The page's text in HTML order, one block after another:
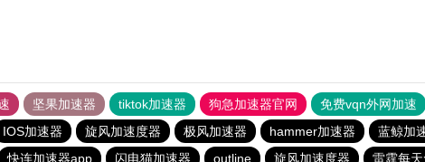
坚果加速器 tiktok加速器 狗急加速器官网 免费vqn外网加速
IOS加速器 旋风加速度器 极风加速器 hammer加速器 蓝鲸加
快连加速器app 闪电猫加速器 outline 旋风加速度器 雷霆每